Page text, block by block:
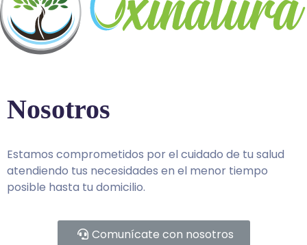
Nosotros
Estamos comprometidos por el cuidado de tu salud
atendiendo tus necesidades en el menor tiempo
posible hasta tu domicilio.
Comunícate con nosotros